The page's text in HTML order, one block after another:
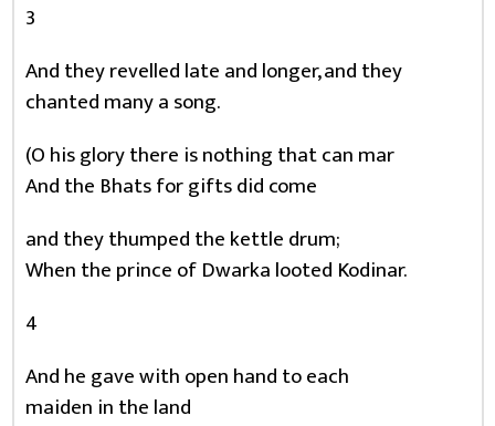
3
And they revelled late and longer, and they
chanted many a song.
(O his glory there is nothing that can mar
And the Bhats for gifts did come
and they thumped the kettle drum;
When the prince of Dwarka looted Kodinar.
4
And he gave with open hand to each
maiden in the land